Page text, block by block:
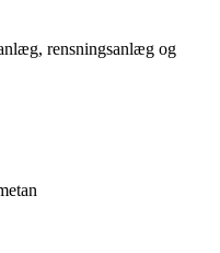
rensningsanlæg og